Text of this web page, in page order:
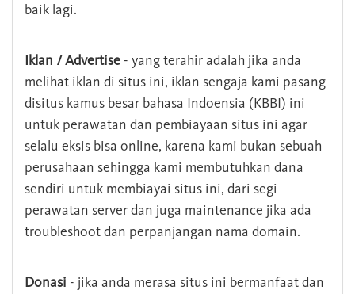
baik lagi.
Iklan / Advertise - yang terahir adalah jika anda
melihat iklan di situs ini, iklan sengaja kami pasang
disitus kamus besar bahasa Indoensia (KBBI) ini
untuk perawatan dan pembiayaan situs ini agar
selalu eksis bisa online, karena kami bukan sebuah
perusahaan sehingga kami membutuhkan dana
sendiri untuk membiayai situs ini, dari segi
perawatan server dan juga maintenance jika ada
troubleshoot dan perpanjangan nama domain.
Donasi - jika anda merasa situs ini bermanfaat dan